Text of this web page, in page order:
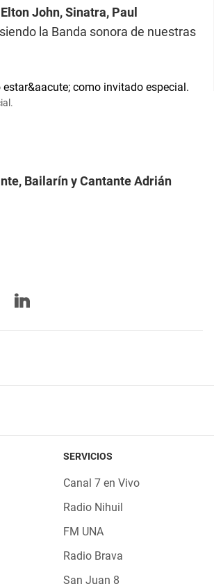
John, Sinatra, Paul
la Banda sonora de nuestras
Bailarín y Cantante Adrián
SERVICIOS
Canal 7 en Vivo
Radio Nihuil
FM UNA
Radio Brava
San Juan 8